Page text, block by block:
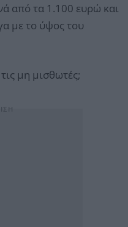
από τα 1.100 ευρώ και
με το ύψος του
μη μισθωτές;